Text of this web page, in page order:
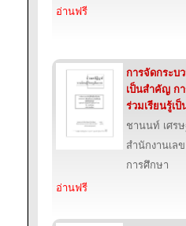
อ่านฟรี
การจัดกระบ
เป็นสำคัญ ก
ร่วมเรียนรู้เ
ชานนท์ เศร
สำนักงานเล
การศึกษา
อ่านฟรี